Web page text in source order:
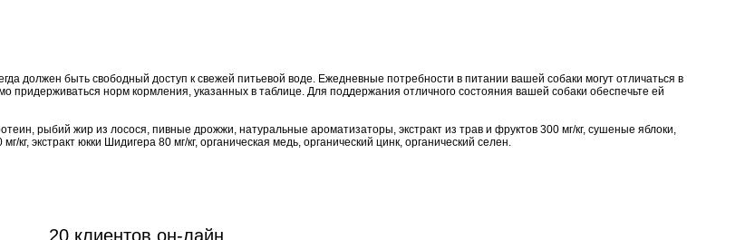
должен быть свободный доступ к свежей питьевой воде. Ежедневные потребности в питании вашей собаки могут отличаться в
придерживаться норм кормления, указанных в таблице. Для поддержания отличного состояния вашей собаки обеспечьте ей
рыбий жир из лосося, пивные дрожжи, натуральные ароматизаторы, экстракт из трав и фруктов 300 мг/кг, сушеные яблоки,
экстракт юкки Шидигера 80 мг/кг, органическая медь, органический цинк, органический селен.
20 клиентов он-лайн